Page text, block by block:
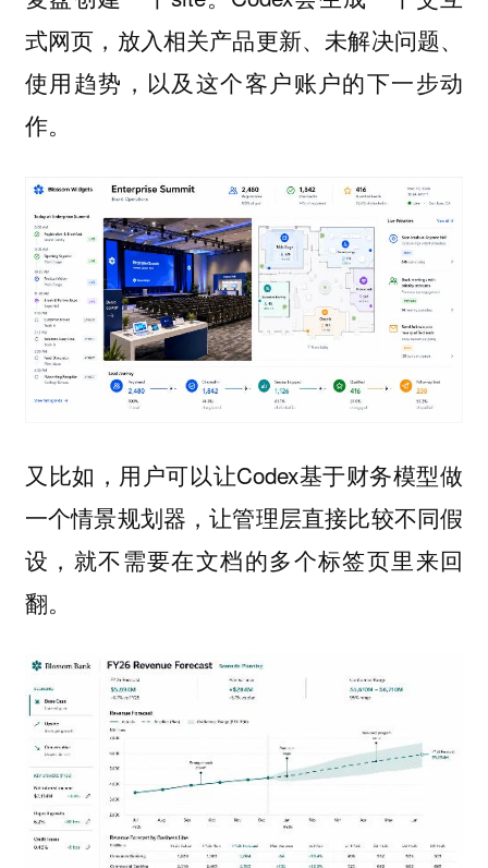
式网页，放入相关产品更新、未解决问题、
使用趋势，以及这个客户账户的下一步动
作。
又比如，用户可以让Codex基于财务模型做
一个情景规划器，让管理层直接比较不同假
设，就不需要在文档的多个标签页里来回
翻。